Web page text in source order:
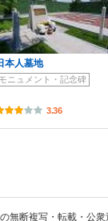
本人墓地
モニュメント・記念碑
3.36
無断複写・転載・公衆